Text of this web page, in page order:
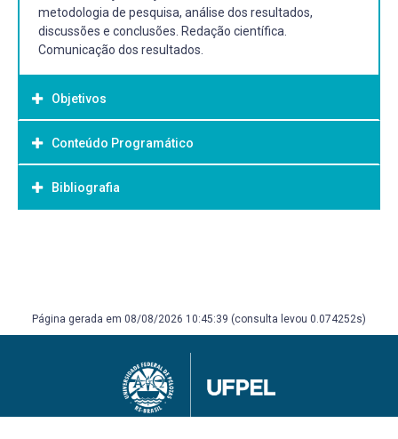
metodologia de pesquisa, análise dos resultados,
discussões e conclusões. Redação científica.
Comunicação dos resultados.
Objetivos
Objetivo Geral:
Orientações sobre problema de pesquisa, objetivos,
justificativa, revisão teórica, metodologia, análise dos
Conteúdo Programático
Bibliografia
Couto Ferrazza, C. A. and J. S. Colomé (2021). "Focal
Creswell, J. W. and V. L. P. Clark (2011). The Foundations of
Mixed Methods Research. Designing and Conducting
Mixed Methods Research. Thousand Oaks, Sage
Página gerada em 08/08/2026 10:45:39 (consulta levou 0.074252s)